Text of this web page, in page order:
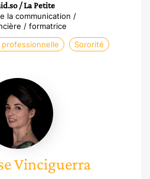
/ La Petite
la communication /
/ formatrice
professionnelle Sororité
Anne-
Lise
Vinciguerra
Vinciguerra